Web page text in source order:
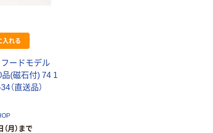
入れる
ードモデル
(磁石付) 74 1
（直送品）
月）まで
カラ 厚さ
￥145~